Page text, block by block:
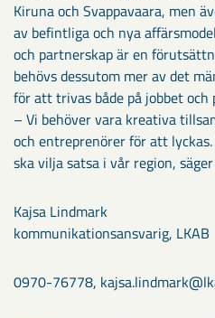
Kiruna och Svappavaara, men
av befintliga och nya
och partnerskap är en
behövs dessutom mer av det
för att trivas både på jobbet och
– Vi behöver vara kreativa
och entreprenörer för att
ska vilja satsa i vår region,
Kajsa Lindmark
kommunikationsansvarig, LKAB
0970-76778,